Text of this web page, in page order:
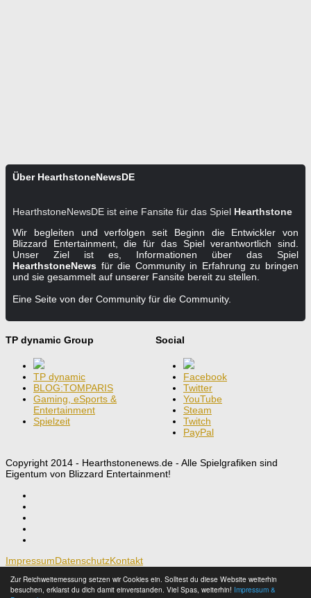
Zur Reichweitemessung setzen wir Cookies ein. Solltest du diese Website weiterhin
besuchen, erklarst du dich damit einverstanden. Viel Spas, weiterhin! Impressum &
Über HearthstoneNewsDE
HearthstoneNewsDE ist eine Fansite für das Spiel Hearthstone
Wir begleiten und verfolgen seit Beginn die Entwickler von
Blizzard Entertainment, die für das Spiel verantwortlich sind.
Unser Ziel ist es, Informationen über das Spiel
HearthstoneNews für die Community in Erfahrung zu bringen
und sie gesammelt auf unserer Fansite bereit zu stellen.
Eine Seite von der Community für die Community.
TP dynamic Group
TP dynamic
BLOG:TOMPARIS
Gaming, eSports &
Entertainment
Spielzeit
Social
Facebook
Twitter
YouTube
Steam
Twitch
PayPal
Copyright 2014 - Hearthstonenews.de - Alle Spielgrafiken sind
Eigentum von Blizzard Entertainment!
ImpressumDatenschutzKontakt
Hearthstone®: Heroes of Warcraft™